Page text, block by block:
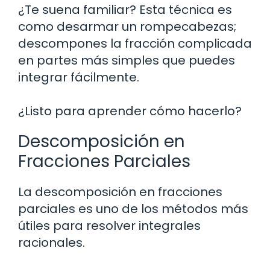
¿Te suena familiar? Esta técnica es
como desarmar un rompecabezas;
descompones la fracción complicada
en partes más simples que puedes
integrar fácilmente.
¿Listo para aprender cómo hacerlo?
Descomposición en
Fracciones Parciales
La descomposición en fracciones
parciales es uno de los métodos más
útiles para resolver integrales
racionales.